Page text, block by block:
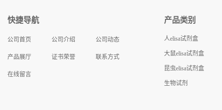
快捷导航
公司首页 公司介绍 公司动态
产品展厅 证书荣誉 联系方式
在线留言
产品类别
人elisa试剂盒
大鼠elisa试剂盒
昆虫elisa试剂盒
生物试剂